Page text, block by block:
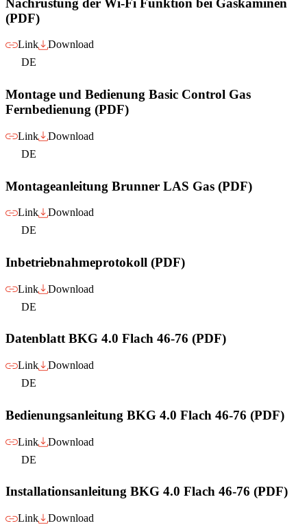
Nachrüstung der Wi-Fi Funktion bei Gaskaminen
(PDF)
Link
Download
DE
Montage und Bedienung Basic Control Gas
Fernbedienung (PDF)
Link
Download
DE
Montageanleitung Brunner LAS Gas (PDF)
Link
Download
DE
Inbetriebnahmeprotokoll (PDF)
Link
Download
DE
Datenblatt BKG 4.0 Flach 46-76 (PDF)
Link
Download
DE
Bedienungsanleitung BKG 4.0 Flach 46-76 (PDF)
Link
Download
DE
Installationsanleitung BKG 4.0 Flach 46-76 (PDF)
Link Download